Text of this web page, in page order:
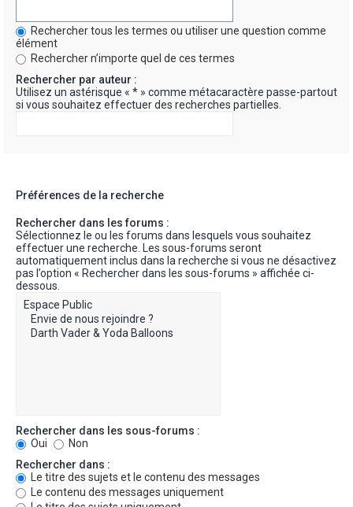
Rechercher tous les termes ou utiliser une question comme
élément
Rechercher n’importe quel de ces termes
Rechercher par auteur :
Utilisez un astérisque « * » comme métacaractère passe-partout
si vous souhaitez effectuer des recherches partielles.
Préférences de la recherche
Rechercher dans les forums :
Sélectionnez le ou les forums dans lesquels vous souhaitez
effectuer une recherche. Les sous-forums seront
automatiquement inclus dans la recherche si vous ne désactivez
pas l’option « Rechercher dans les sous-forums » affichée ci-
dessous.
Rechercher dans les sous-forums :
Oui
Non
Rechercher dans :
Le titre des sujets et le contenu des messages
Le contenu des messages uniquement